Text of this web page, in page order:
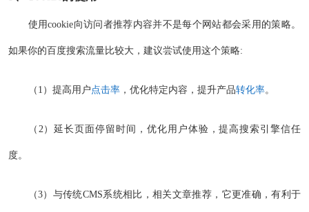
使用cookie向访问者推荐内容并不是每个网站都会采用的策略。
如果你的百度搜索流量比较大，建议尝试使用这个策略:
（1）提高用户点击率，优化特定内容，提升产品转化率。
（2）延长页面停留时间，优化用户体验，提高搜索引擎信任
度。
（3）与传统CMS系统相比，相关文章推荐，它更准确，有利于